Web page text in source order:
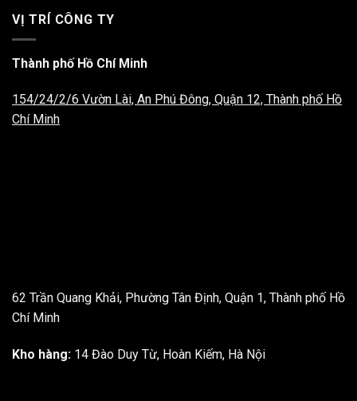
VỊ TRÍ CÔNG TY
Thành phố Hồ Chí Minh
154/24/2/6 Vườn Lài, An Phú Đông, Quận 12, Thành phố Hồ
Chí Minh
62 Trần Quang Khải, Phường Tân Định, Quận 1, Thành phố Hồ
Chí Minh
Kho hàng: 14 Đào Duy Từ, Hoàn Kiếm, Hà Nội